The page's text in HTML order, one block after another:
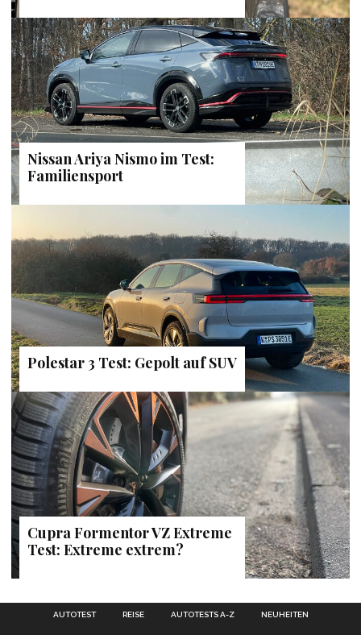
Nissan Ariya Nismo im Test:
Familiensport
Polestar 3 Test: Gepolt auf SUV
Cupra Formentor VZ Extreme
Test: Extreme extrem?
AUTOTEST REISE AUTOTESTS A-Z NEUHEITEN